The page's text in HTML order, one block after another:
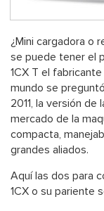
¿Mini cargadora o
se puede tener el
1CX T el
mundo se
2011, la versión de
mercado de la
compacta,
grandes aliados.
Aquí las dos para
1CX o su pariente